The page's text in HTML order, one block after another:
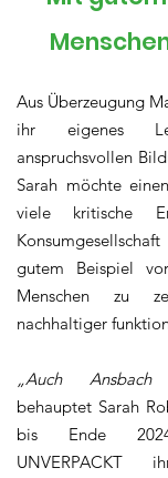
Aus Überzeugung
ihr eigenes
anspruchsvollen
Sarah möchte
viele kritische
gutem Beispiel
Menschen zu
nachhaltiger
„Auch
behauptet Sarah
bis Ende
UNVERPACKT ihr